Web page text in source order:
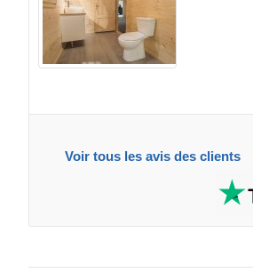
Voir tous les avis des clients